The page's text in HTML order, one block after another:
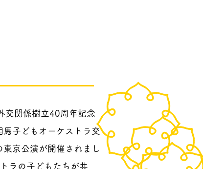
交関係樹立40周年記念
子どもオーケストラ交
京公演が開催されまし
ラの子どもたちが共